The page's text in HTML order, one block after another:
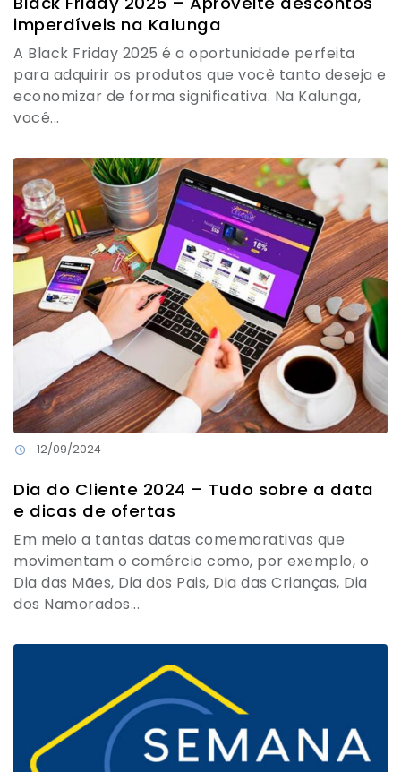
imperdíveis na Kalunga
A Black Friday 2025 é a oportunidade perfeita
para adquirir os produtos que você tanto deseja e
economizar de forma significativa. Na Kalunga,
você...
12/09/2024
Dia do Cliente 2024 – Tudo sobre a data
e dicas de ofertas
Em meio a tantas datas comemorativas que
movimentam o comércio como, por exemplo, o
Dia das Mães, Dia dos Pais, Dia das Crianças, Dia
dos Namorados...